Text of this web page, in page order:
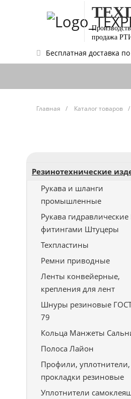
продажа
Бесплатная доставка
Главная / Каталог товаров /
Резинотехнические
Рукава и шланги
промышленные
Рукава
фитингами Штуцеры
Техпластины
Ремни приводные
Ленты конвейерные,
крепления для лент
Шнуры резиновые
79
Кольца Манжеты
Полоса Лайон
Профили, уплотнители,
прокладки резиновые
Уплотнители